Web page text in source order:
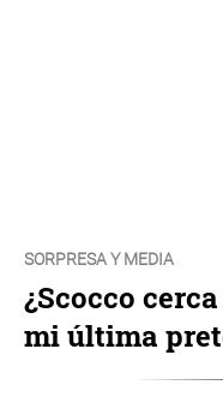
SORPRESA Y MEDIA
¿Scocco
mi última